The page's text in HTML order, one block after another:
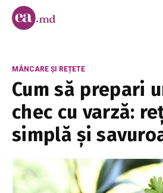
MÂNCARE ȘI REȚETE
Cum să prepari
chec cu varză:
simplă și